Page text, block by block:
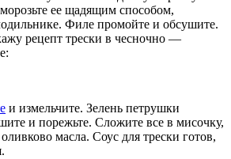
ее щадящим способом,
Филе промойте и обсушите.
рецепт трески в чесночно —
и измельчите. Зелень петрушки
и порежьте. Сложите все в мисочку,
масла. Соус для трески готов,